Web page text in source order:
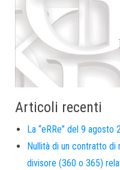
Articoli recenti
La “eRRe” del 9 agosto
Nullità di un contratto di
divisore (360 o 365)